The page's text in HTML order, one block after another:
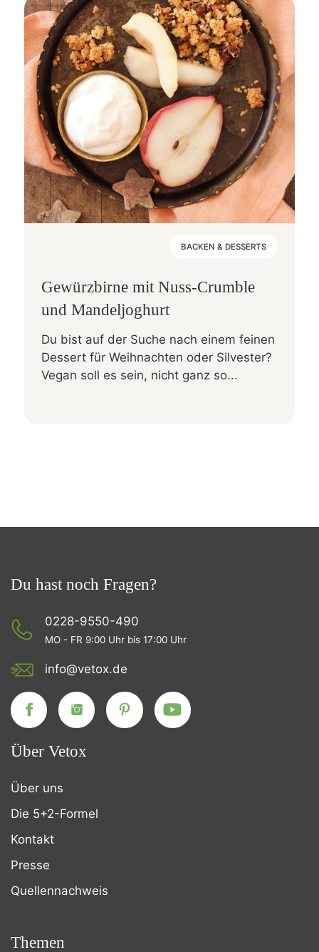
BACKEN & DESSERTS
Gewürzbirne mit Nuss-Crumble
und Mandeljoghurt
Du bist auf der Suche nach einem feinen
Dessert für Weihnachten oder Silvester?
Vegan soll es sein, nicht ganz so...
Du hast noch Fragen?
0228-9550-490
MO - FR 9:00 Uhr bis 17:00 Uhr
info@vetox.de
Über Vetox
Über uns
Die 5+2-Formel
Kontakt
Presse
Quellennachweis
Themen